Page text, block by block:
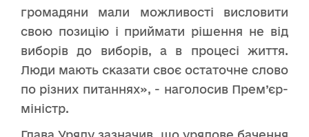
громадяни мали можливості висловити
свою позицію і приймати рішення не від
виборів до виборів, а в процесі життя.
Люди мають сказати своє остаточне слово
по різних питаннях», - наголосив Прем’єр-
міністр.